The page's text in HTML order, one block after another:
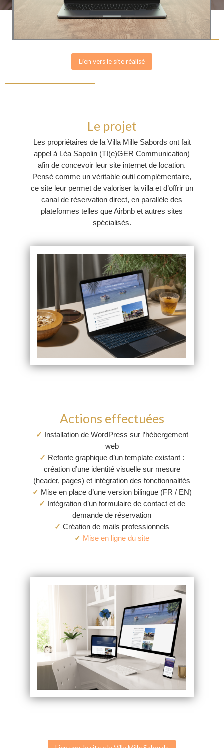
Lien vers le site réalisé
Le projet
Les propriétaires de la Villa Mille Sabords ont fait
appel à Léa Sapolin (TI(e)GER Communication)
afin de concevoir leur site internet de location.
Pensé comme un véritable outil complémentaire,
ce site leur permet de valoriser la villa et d’offrir un
canal de réservation direct, en parallèle des
plateformes telles queAirbnb et autres sites
spécialisés.
Actions effectuées
✓ Installation de WordPress sur l’hébergement
web
✓ Refonte graphique d’un template existant :
création d’une identité visuelle sur mesure
(header, pages) et intégration des fonctionnalités
✓ Mise en place d’une version bilingue (FR / EN)
✓ Intégration d’un formulaire de contact et de
demande de réservation
✓ Création de mails professionnels
✓ Mise en ligne du site